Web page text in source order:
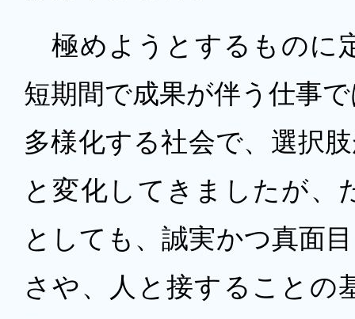
極めようとするものに
短期間で成果が伴う仕事
多様化する社会で、選択
と変化してきましたが、
としても、誠実かつ真面
さや、人と接することの